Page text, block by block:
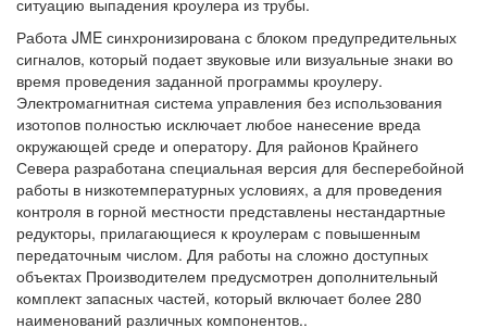
Работа JME синхронизирована с блоком предупредительных
сигналов, который подает звуковые или визуальные знаки во
время проведения заданной программы кроулеру.
Электромагнитная система управления без использования
изотопов полностью исключает любое нанесение вреда
окружающей среде и оператору. Для районов Крайнего
Севера разработана специальная версия для бесперебойной
работы в низкотемпературных условиях, а для проведения
контроля в горной местности представлены нестандартные
редукторы, прилагающиеся к кроулерам с повышенным
передаточным числом. Для работы на сложно доступных
объектах Производителем предусмотрен дополнительный
комплект запасных частей, который включает более 280
наименований различных компонентов..